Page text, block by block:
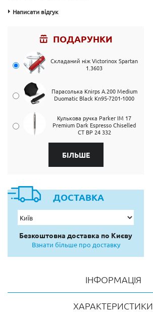
Написати відгук
ПОДАРУНКИ
Складаний ніж Victorinox Spartan
1.3603
Парасолька Knirps A.200 Medium
Duomatic Black Kn95-7201-1000
Кулькова ручка Parker IM 17
Premium Dark Espresso Chiselled
CT BP 24 332
БІЛЬШЕ
ДОСТАВКА
Безкоштовна доставка по Києву
Взнати більше про доставку
ІНФОРМАЦІЯ
ХАРАКТЕРИСТИКИ